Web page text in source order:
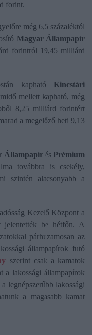
forint.
még 6,5 százaléktól
Magyar Állampapír
forintról 19,45 milliárd
kapható Kincstári
mellett kapható, még
8,25 milliárd forintért
a megelőző heti 9,13
Állampapír és Prémium
továbbra is csekély,
szintén alacsonyabb a
Kezelő Központ a
jelentették be hétfőn. A
párhuzamosan az
állampapírok futó
szerint csak a kamatok
a lakossági állampapírok
legnépszerűbb lakossági
a magasabb kamat